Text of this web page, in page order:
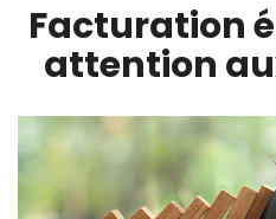
Facturation
attention